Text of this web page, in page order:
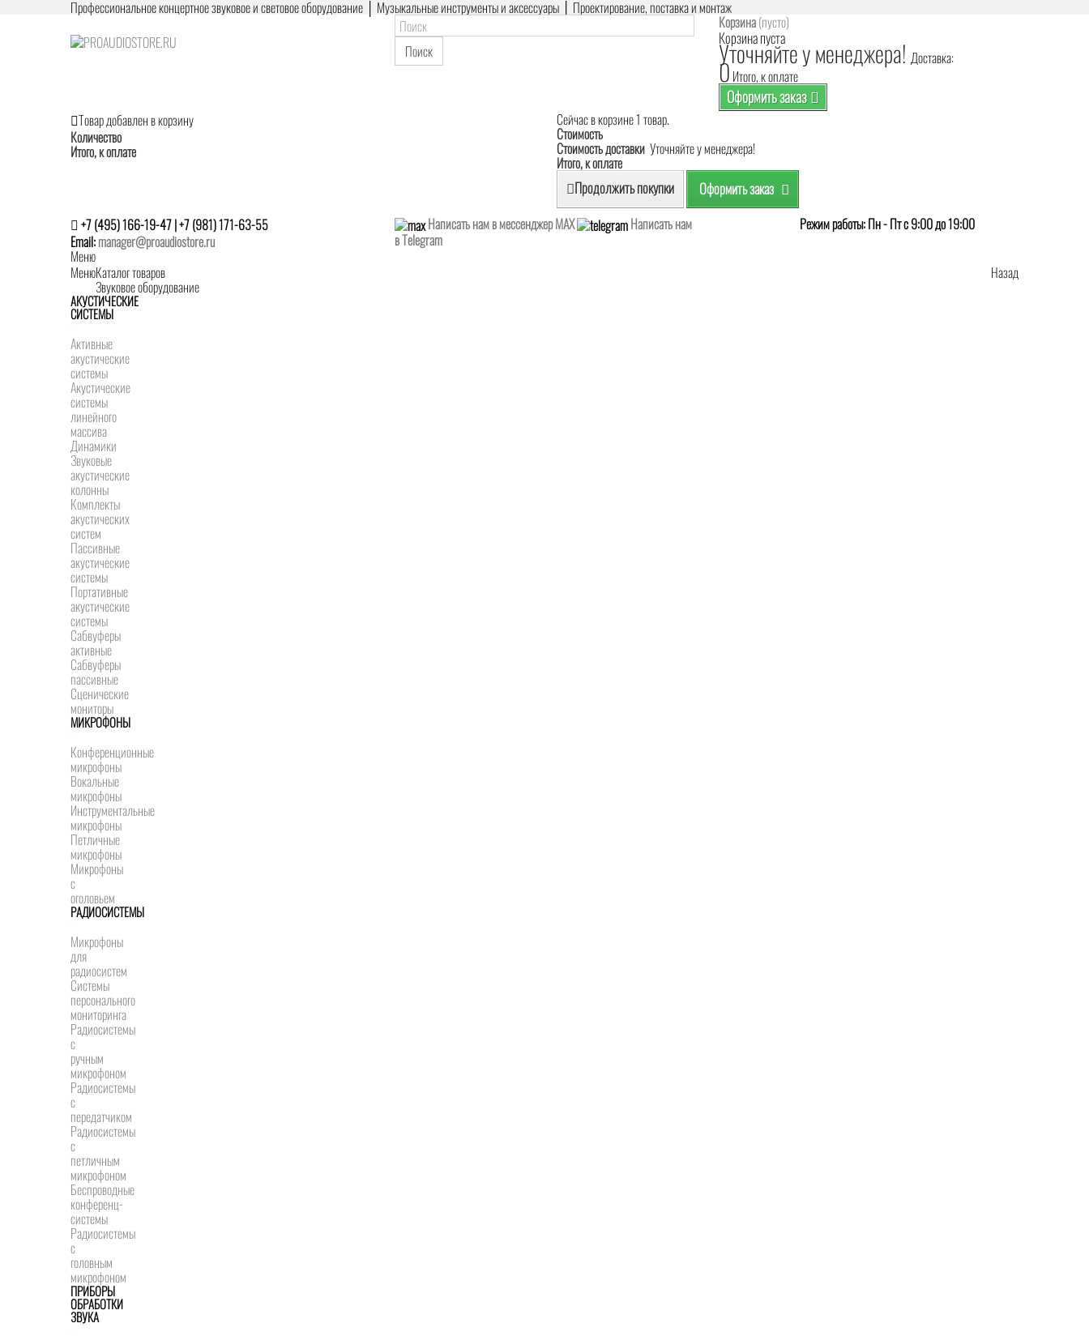
Профессиональное концертное звуковое и световое оборудование │ Музыкальные инструменты и аксессуары │ Проектирование, поставка и монтаж
Поиск
Корзина(пусто)
Корзина пуста
Уточняйте у менеджера! Доставка:
0 Итого, к оплате
Оформить заказ
Товар добавлен в корзину
Количество
Итого, к оплате
Сейчас в корзине 1 товар.
Стоимость
Стоимость доставки Уточняйте у менеджера!
Итого, к оплате
Продолжить покупки Оформить заказ
+7 (495) 166-19-47 | +7 (981) 171-63-55
Email:manager@proaudiostore.ru
Написать нам в мессенджер MAX
Написать нам
в Telegram
Режим работы: Пн - Пт с 9:00 до 19:00
Меню
Меню
Назад
Каталог товаров
Звуковое оборудование
АКУСТИЧЕСКИЕ
СИСТЕМЫ
Активные
акустические
системы
Акустические
системы
линейного
массива
Динамики
Звуковые
акустические
колонны
Комплекты
акустических
систем
Пассивные
акустические
системы
Портативные
акустические
системы
Сабвуферы
активные
Сабвуферы
пассивные
Сценические
мониторы
МИКРОФОНЫ
Конференционные
микрофоны
Вокальные
микрофоны
Инструментальные
микрофоны
Петличные
микрофоны
Микрофоны
с
оголовьем
РАДИОСИСТЕМЫ
Микрофоны
для
радиосистем
Системы
персонального
мониторинга
Радиосистемы
c
ручным
микрофоном
Радиосистемы
с
передатчиком
Радиосистемы
с
петличным
микрофоном
Беспроводные
конференц-
системы
Радиосистемы
с
головным
микрофоном
ПРИБОРЫ
ОБРАБОТКИ
ЗВУКА